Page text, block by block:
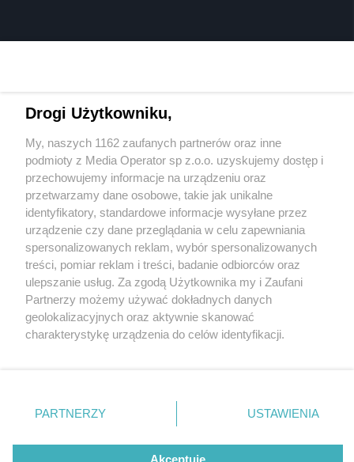
3 / 0
Wydawca mediów lokalnych
Nie zapomnij
zapoznać się z:
polityką prywatności regulamin korzystania z portali
Twojemiasto
Piekary Śląskie
Chorzów
Tarnowskie Góry
Gliwice
Skontakuj sięz nami
Kontakt
Wydawca
Redakcja
Drogi Użytkowniku,
My, naszych 1162 zaufanych partnerów oraz inne
podmioty z Media Operator sp z.o.o. uzyskujemy dostęp i
przechowujemy informacje na urządzeniu oraz
przetwarzamy dane osobowe, takie jak unikalne
identyfikatory, standardowe informacje wysyłane przez
urządzenie czy dane przeglądania w celu zapewniania
spersonalizowanych reklam, wybór spersonalizowanych
treści, pomiar reklam i treści, badanie odbiorców oraz
ulepszanie usług. Za zgodą Użytkownika my i Zaufani
Partnerzy możemy używać dokładnych danych
geolokalizacyjnych oraz aktywnie skanować
charakterystykę urządzenia do celów identyfikacji.
zmienić/wycofać klikając przycisk ustawień prywatności
znajdujący się w lewym dolnym rogu strony
rodzaje przetwarzania danych nie wymagają zgody
użytkownika, ale masz prawo sprzeciwić się takiemu
PARTNERZY USTAWIENIA
Akceptuję